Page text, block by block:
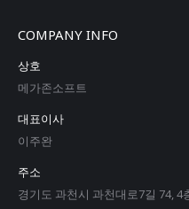
COMPANY INFO
상호
메가존소프트
대표이사
이주완
주소
경기도 과천시 과천대로7길 74, 4